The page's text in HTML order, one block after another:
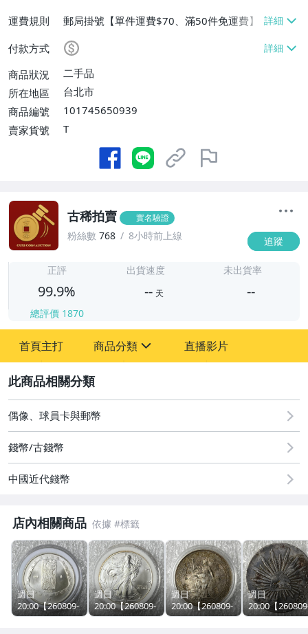
運費規則
郵局掛號【單件運費$70、滿50件免運費】
付款方式
商品狀況
二手品
所在地區
台北市
商品編號
101745650939
賣家貨號
T
古稀拍賣 實名驗證
粉絲數 768 8小時前上線 追蹤
正評
99.9%
總評價 1870
出貨速度
-- 天
未出貨率
--
首頁主打 商品分類
偶像、球員卡與郵幣
直播影片
偶像、球員卡與郵幣
錢幣/古錢幣
中國近代錢幣
店內相關商品
週日
20:00【260809-
T49】標品以圖
週日
20:00【260809-
T50】標品以圖
週日
20:00【260809-
T60】標品以圖
週日
20:00【
T58】標品以圖